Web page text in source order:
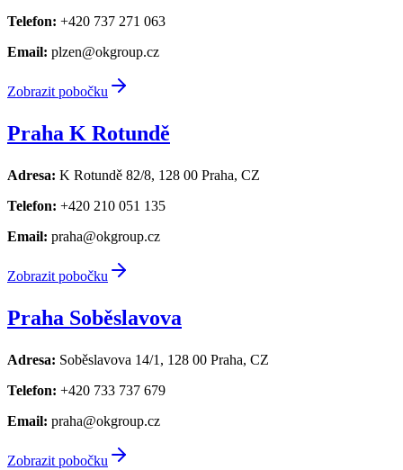
Telefon: +420 737 271 063
Email: plzen@okgroup.cz
Zobrazit pobočku
Praha K Rotundě
Adresa: K Rotundě 82/8, 128 00 Praha, CZ
Telefon: +420 210 051 135
Email: praha@okgroup.cz
Zobrazit pobočku
Praha Soběslavova
Adresa: Soběslavova 14/1, 128 00 Praha, CZ
Telefon: +420 733 737 679
Email: praha@okgroup.cz
Zobrazit pobočku